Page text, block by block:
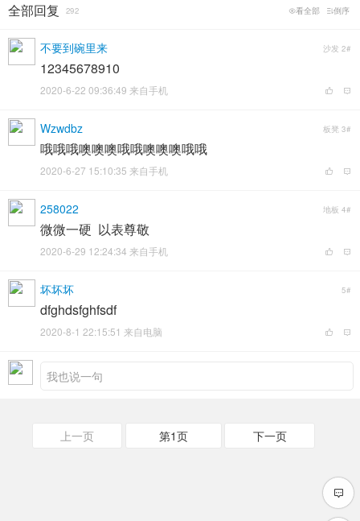
全部回复 292 倒序
看全部
不要到碗里来 沙发 2#
12345678910
2020-6-22 09:36:49 来自手机
Wzwdbz 板凳 3#
哦哦哦噢噢噢哦哦噢噢噢哦哦
2020-6-27 15:10:35 来自手机
258022 地板 4#
微微一硬 以表尊敬
2020-6-29 12:24:34 来自手机
坏坏坏 5#
dfghdsfghfsdf
2020-8-1 22:15:51 来自电脑
上一页 第1页 下一页